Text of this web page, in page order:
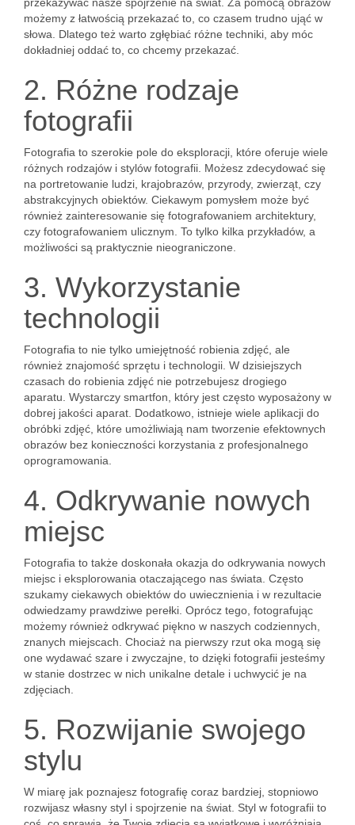
możemy z łatwością przekazać to, co czasem trudno ująć w
słowa. Dlatego też warto zgłębiać różne techniki, aby móc
dokładniej oddać to, co chcemy przekazać.
2. Różne rodzaje
fotografii
Fotografia to szerokie pole do eksploracji, które oferuje wiele
różnych rodzajów i stylów fotografii. Możesz zdecydować się
na portretowanie ludzi, krajobrazów, przyrody, zwierząt, czy
abstrakcyjnych obiektów. Ciekawym pomysłem może być
również zainteresowanie się fotografowaniem architektury,
czy fotografowaniem ulicznym. To tylko kilka przykładów, a
możliwości są praktycznie nieograniczone.
3. Wykorzystanie
technologii
Fotografia to nie tylko umiejętność robienia zdjęć, ale
również znajomość sprzętu i technologii. W dzisiejszych
czasach do robienia zdjęć nie potrzebujesz drogiego
aparatu. Wystarczy smartfon, który jest często wyposażony w
dobrej jakości aparat. Dodatkowo, istnieje wiele aplikacji do
obróbki zdjęć, które umożliwiają nam tworzenie efektownych
obrazów bez konieczności korzystania z profesjonalnego
oprogramowania.
4. Odkrywanie nowych
miejsc
Fotografia to także doskonała okazja do odkrywania nowych
miejsc i eksplorowania otaczającego nas świata. Często
szukamy ciekawych obiektów do uwiecznienia i w rezultacie
odwiedzamy prawdziwe perełki. Oprócz tego, fotografując
możemy również odkrywać piękno w naszych codziennych,
znanych miejscach. Chociaż na pierwszy rzut oka mogą się
one wydawać szare i zwyczajne, to dzięki fotografii jesteśmy
w stanie dostrzec w nich unikalne detale i uchwycić je na
zdjęciach.
5. Rozwijanie swojego
stylu
W miarę jak poznajesz fotografię coraz bardziej, stopniowo
rozwijasz własny styl i spojrzenie na świat. Styl w fotografii to